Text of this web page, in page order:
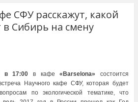
СФУ расскажут, какой
Сибирь на смену
в 17:00 в кафе«Barselona» состоится
Научного кафе СФУ, которая будет
по экологической тематике, что